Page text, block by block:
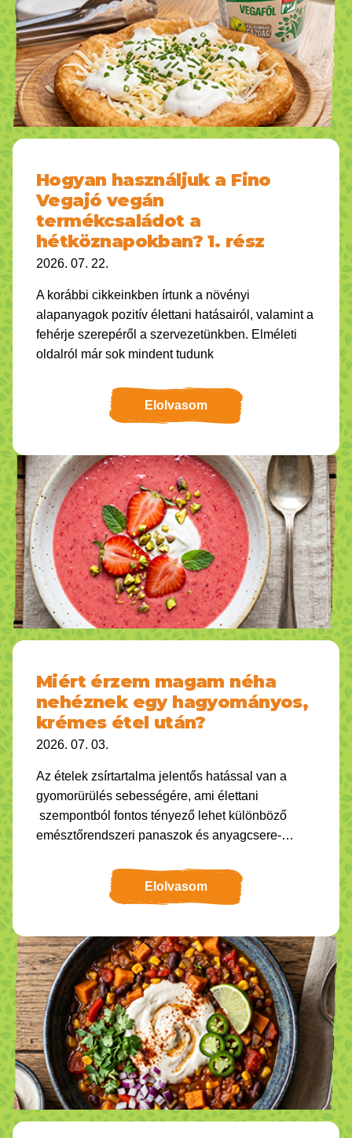
Hogyan használjuk a Fino
Vegajó vegán
termékcsaládot a
hétköznapokban? 1. rész
2026. 07. 22.
A korábbi cikkeinkben írtunk a növényi
alapanyagok pozitív élettani hatásairól, valamint a
fehérje szerepéről a szervezetünkben. Elméleti
oldalról már sok mindent tudunk
Elolvasom
Miért érzem magam néha
nehéznek egy hagyományos,
krémes étel után?
2026. 07. 03.
Az ételek zsírtartalma jelentős hatással van a
gyomorürülés sebességére, ami élettani
szempontból fontos tényező lehet különböző
emésztőrendszeri panaszok és anyagcsere-
Elolvasom